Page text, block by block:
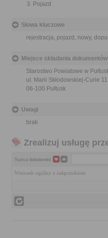
Pojazd
Słowa kluczowe
rejestracja, pojazd, nowy,
Miejsce składania dokumentów
Starostwo Powiatowe w
ul. Marii Skłodowskiej-Curie 11
06-100 Pułtusk
Uwagi
brak
Zrealizuj usługę
Nazwa dokumentu
Wniosek ogólny z załącznikiem